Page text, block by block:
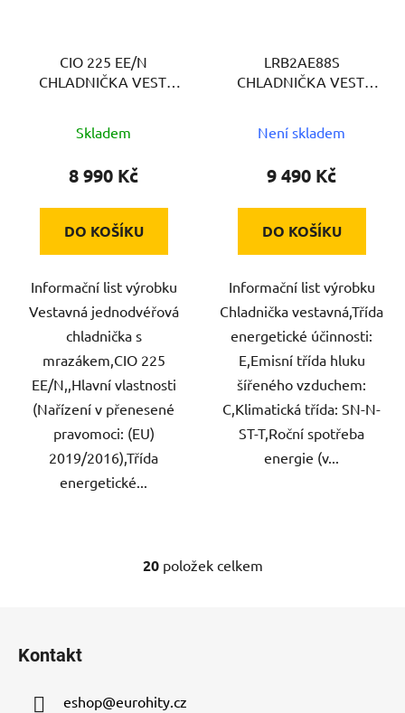
CIO 225 EE/N
CHLADNIČKA VEST.
Skladem
8 990 Kč
DO KOŠÍKU
Informační list výrobku
Vestavná jednodvéřová
chladnička s
mrazákem,CIO 225
EE/N,,Hlavní vlastnosti
(Nařízení v přenesené
pravomoci: (EU)
2019/2016),Třída
energetické...
LRB2AE88S
CHLADNIČKA VEST.
Není skladem
9 490 Kč
DO KOŠÍKU
Informační list výrobku
Chladnička vestavná,Třída
energetické účinnosti:
E,Emisní třída hluku
šířeného vzduchem:
C,Klimatická třída: SN-N-
ST-T,Roční spotřeba
energie (v...
O
20položek celkem
Kontakt
eshop@eurohity.cz